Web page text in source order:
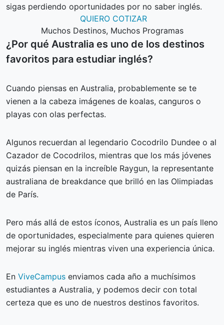
sigas perdiendo oportunidades por no saber inglés.
QUIERO COTIZAR
Muchos Destinos, Muchos Programas
¿Por qué Australia es uno de los destinos
favoritos para estudiar inglés?
Cuando piensas en Australia, probablemente se te
vienen a la cabeza imágenes de koalas, canguros o
playas con olas perfectas.
Algunos recuerdan al legendario Cocodrilo Dundee o al
Cazador de Cocodrilos, mientras que los más jóvenes
quizás piensan en la increíble Raygun, la representante
australiana de breakdance que brilló en las Olimpiadas
de París.
Pero más allá de estos íconos, Australia es un país lleno
de oportunidades, especialmente para quienes quieren
mejorar su inglés mientras viven una experiencia única.
En ViveCampus enviamos cada año a muchísimos
estudiantes a Australia, y podemos decir con total
certeza que es uno de nuestros destinos favoritos.